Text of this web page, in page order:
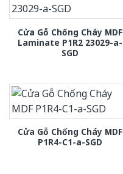
Cửa Gỗ Chống Cháy MDF
Laminate P1R2 23029-a-
SGD
Cửa Gỗ Chống Cháy MDF
P1R4-C1-a-SGD